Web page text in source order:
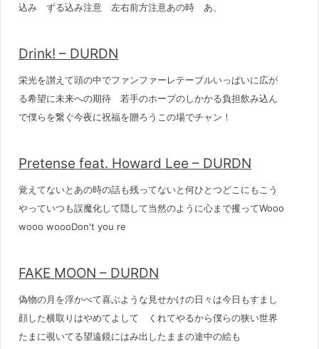
込み ずる込み注意 左右前方注意あの時 あ、
Drink! – DURDN
栄光を讃えて頭の中でファンファーレテーブルいっぱいに広が
る希望に未来への期待 若手のホープのしかかる負担飲み込ん
で僕らを繋ぐ今夜に祝福を贈ろうこの場でチャン！
Pretense feat. Howard Lee – DURDN
覚えてないとあの時の話も残ってないと何ひとつどこにもこう
やっていつも誤魔化して隠して当然のように心まで攫ってWooo
wooo woooDon't you re
FAKE MOON – DURDN
偽物の月を浮かべて喜ぶような見せかけの日々は今日もすまし
顔した横取りはやめてよして くれてやるから僕らの狭い世界
たまに覗いてる望遠鏡にはみ出したままの途中の絵も